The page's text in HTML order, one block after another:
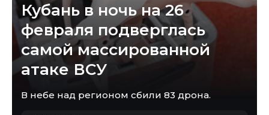
Кубань в ночь на 26
февраля подверглась
самой массированной
атаке ВСУ
В небе над регионом сбили 83 дрона.